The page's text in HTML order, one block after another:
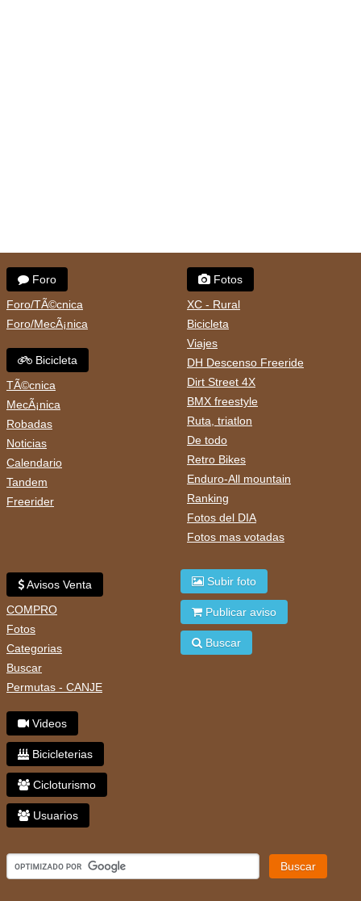
Foro
Foro/TÃ©cnica
Foro/MecÃ¡nica
Bicicleta
TÃ©cnica
MecÃ¡nica
Robadas
Noticias
Calendario
Tandem
Freerider
Fotos
XC - Rural
Bicicleta
Viajes
DH Descenso Freeride
Dirt Street 4X
BMX freestyle
Ruta, triatlon
De todo
Retro Bikes
Enduro-All mountain
Ranking
Fotos del DIA
Fotos mas votadas
Avisos Venta
COMPRO
Fotos
Categorias
Buscar
Permutas - CANJE
Videos
Bicicleterias
Cicloturismo
Usuarios
Subir foto
Publicar aviso
Buscar
Buscar